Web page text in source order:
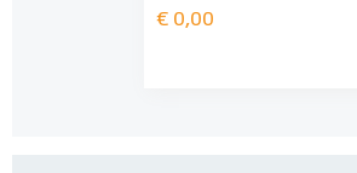
€ 0,00